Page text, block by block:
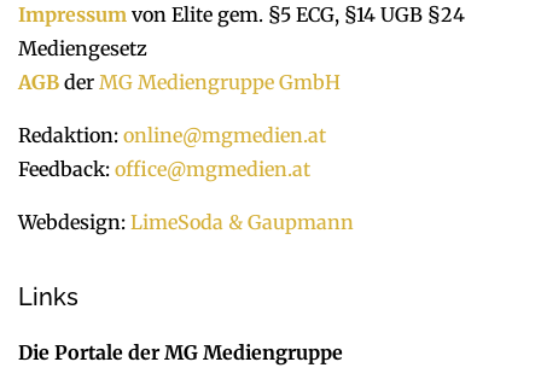
Impressum von Elite gem. §5 ECG, §14 UGB §24
Mediengesetz
AGB der MG Mediengruppe GmbH
Redaktion: online@mgmedien.at
Feedback: office@mgmedien.at
Webdesign: LimeSoda & Gaupmann
Links
Die Portale der MG Mediengruppe